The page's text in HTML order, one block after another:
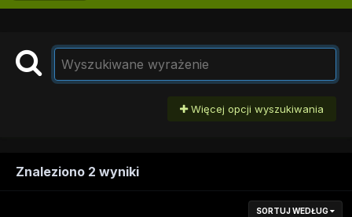
Więcej opcji wyszukiwania
Znaleziono 2 wyniki
SORTUJ WEDŁUG